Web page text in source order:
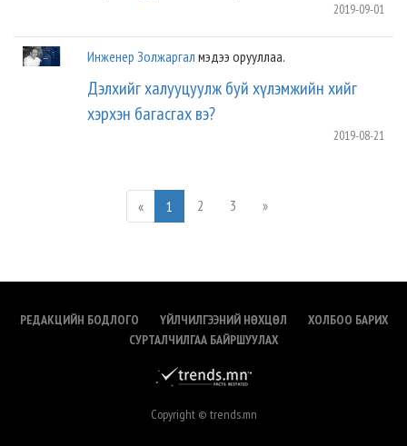
2019-09-01
Инженер Золжаргал мэдээ орууллаа.
Дэлхийг халууцуулж буй хүлэмжийн хийг
хэрхэн багасгах вэ?
2019-08-21
« 1 2 3 »
РЕДАКЦИЙН БОДЛОГО ҮЙЛЧИЛГЭЭНИЙ НӨХЦӨЛ
ХОЛБОО БАРИХ
СУРТАЛЧИЛГАА БАЙРШУУЛАХ
Copyright © trends.mn